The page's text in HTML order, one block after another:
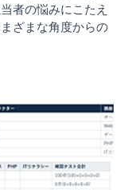
者の悩みにこたえ
ざまな角度からの